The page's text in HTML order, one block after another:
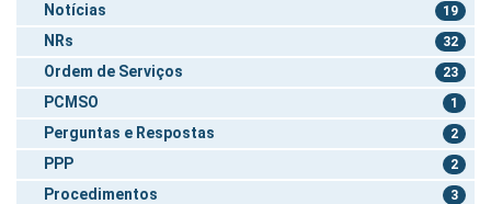
Notícias 19
NRs 32
Ordem de Serviços 23
PCMSO 1
Perguntas e Respostas 2
PPP 2
Procedimentos 3